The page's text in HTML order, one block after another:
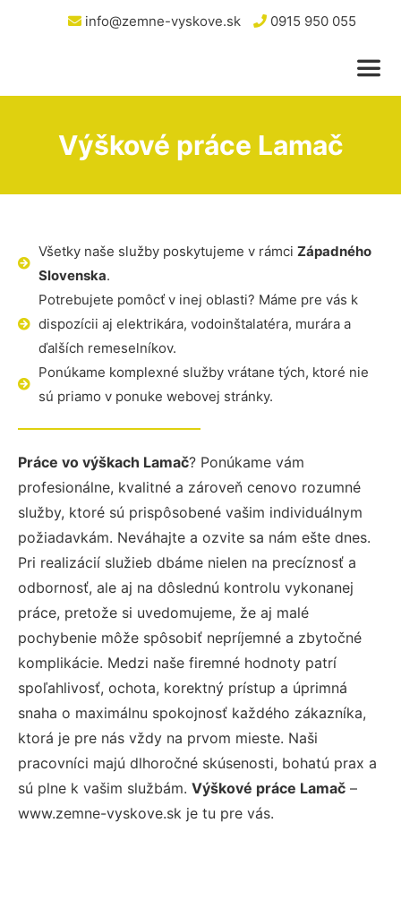
info@zemne-vyskove.sk 0915 950 055
Výškové práce Lamač
Všetky naše služby poskytujeme v rámci Západného
Slovenska.
Potrebujete pomôcť v inej oblasti? Máme pre vás k
dispozícii aj elektrikára, vodoinštalatéra, murára a
ďalších remeselníkov.
Ponúkame komplexné služby vrátane tých, ktoré nie
sú priamo v ponuke webovej stránky.
Práce vo výškach Lamač? Ponúkame vám
profesionálne, kvalitné a zároveň cenovo rozumné
služby, ktoré sú prispôsobené vašim individuálnym
požiadavkám. Neváhajte a ozvite sa nám ešte dnes.
Pri realizácií služieb dbáme nielen na precíznosť a
odbornosť, ale aj na dôslednú kontrolu vykonanej
práce, pretože si uvedomujeme, že aj malé
pochybenie môže spôsobiť nepríjemné a zbytočné
komplikácie. Medzi naše firemné hodnoty patrí
spoľahlivosť, ochota, korektný prístup a úprimná
snaha o maximálnu spokojnosť každého zákazníka,
ktorá je pre nás vždy na prvom mieste. Naši
pracovníci majú dlhoročné skúsenosti, bohatú prax a
sú plne k vašim službám. Výškové práce Lamač –
www.zemne-vyskove.sk je tu pre vás.